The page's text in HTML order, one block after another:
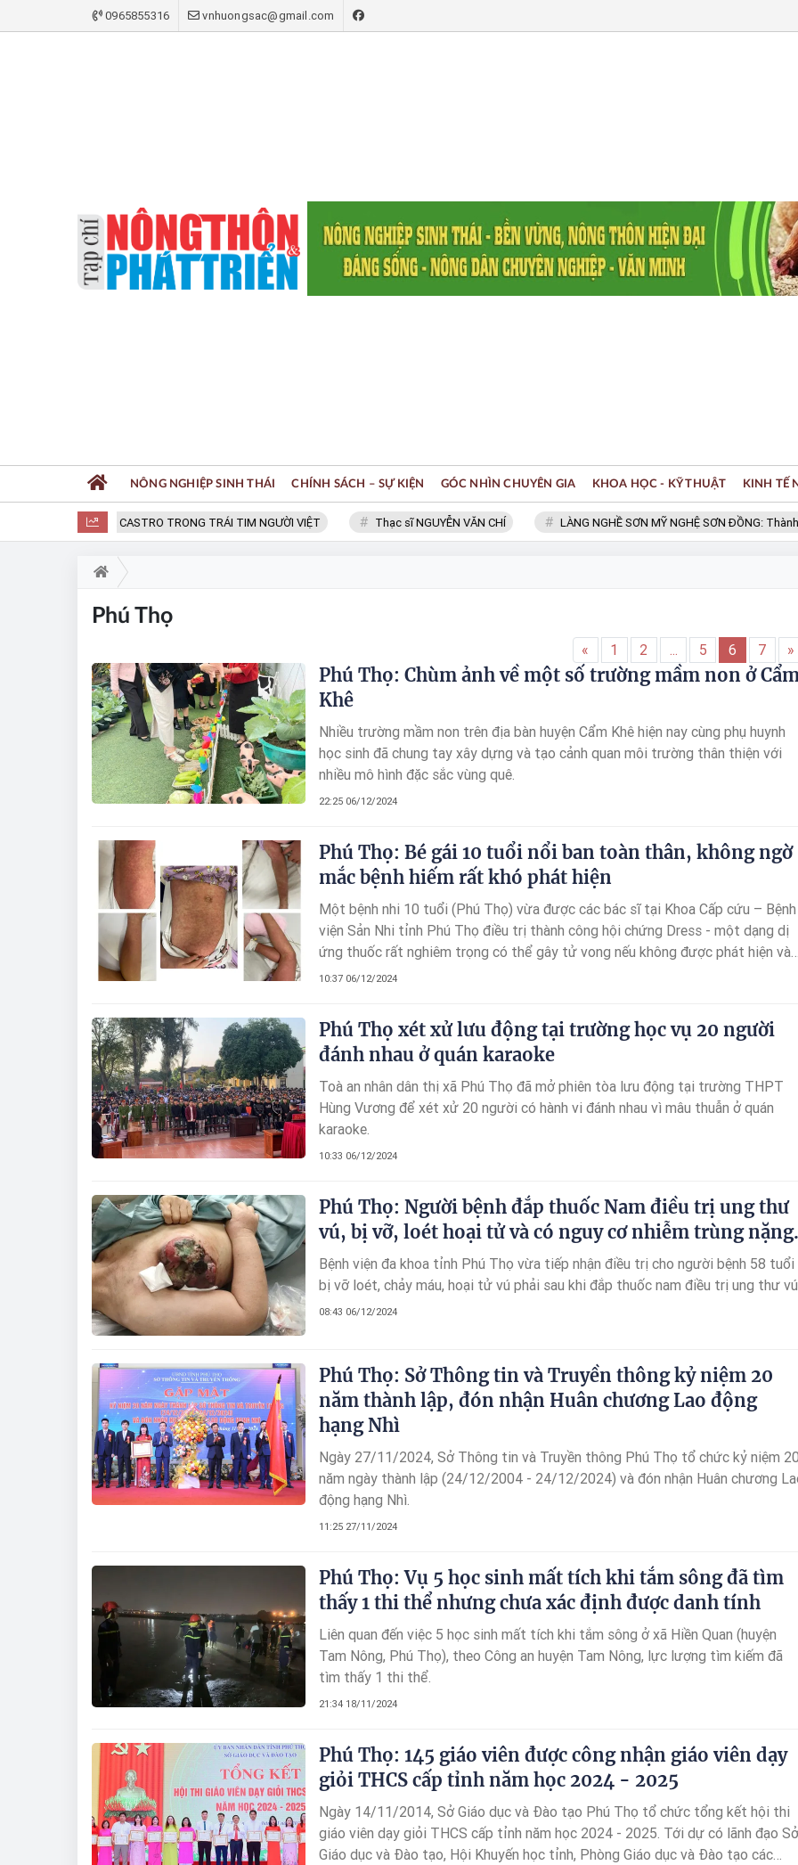
0965855316 vnhuongsac@gmail.com
FIDEL CASTRO TRONG TRÁI TIM NGƯỜI VIỆT Thạc sĩ NGUYỄN VĂN CHÍ LÀNG NGHỀ SƠN MỸ NGHỆ SƠN ĐỒNG: Thành
NÔNG NGHIỆP SINH THÁI CHÍNH SÁCH – SỰ KIỆN GÓC NHÌN CHUYÊN GIA KHOA HỌC - KỸ THUẬT KINH TẾ
Phú Thọ
« 1 2 ... 5 6 7 »
Phú Thọ: Chùm ảnh về một số trường mầm non ở
Khê
Nhiều trường mầm non trên địa bàn huyện Cẩm Khê hiện nay cùng phụ huynh
học sinh đã chung tay xây dựng và tạo cảnh quan môi trường thân thiện với
nhiều mô hình đặc sắc vùng quê.
22:25 06/12/2024
Phú Thọ: Bé gái 10 tuổi nổi ban toàn thân, không ngờ
mắc bệnh hiếm rất khó phát hiện
Một bệnh nhi 10 tuổi (Phú Thọ) vừa được các bác sĩ tại Khoa Cấp cứu – Bệnh
viện Sản Nhi tỉnh Phú Thọ điều trị thành công hội chứng Dress - một dạng dị
ứng thuốc rất nghiêm trọng có thể gây tử vong nếu không được phát hiện và
điều trị kịp thời.
10:37 06/12/2024
Phú Thọ xét xử lưu động tại trường học vụ 20 người
đánh nhau ở quán karaoke
Toà an nhân dân thị xã Phú Thọ đã mở phiên tòa lưu động tại trường THPT
Hùng Vương để xét xử 20 người có hành vi đánh nhau vì mâu thuẫn ở quán
karaoke.
10:33 06/12/2024
Phú Thọ: Người bệnh đắp thuốc Nam điều trị ung thư
vú, bị vỡ, loét hoại tử và có nguy cơ nhiễm trùng nặng.
Bệnh viện đa khoa tỉnh Phú Thọ vừa tiếp nhận điều trị cho người bệnh 58 tuổi
bị vỡ loét, chảy máu, hoại tử vú phải sau khi đắp thuốc nam điều trị ung thư vú
08:43 06/12/2024
Phú Thọ: Sở Thông tin và Truyền thông kỷ niệm 20
năm thành lập, đón nhận Huân chương Lao động
hạng Nhì
Ngày 27/11/2024, Sở Thông tin và Truyền thông Phú Thọ tổ chức kỷ niệm
năm ngày thành lập (24/12/2004 - 24/12/2024) và đón nhận Huân chương
động hạng Nhì.
11:25 27/11/2024
Phú Thọ: Vụ 5 học sinh mất tích khi tắm sông đã tìm
thấy 1 thi thể nhưng chưa xác định được danh tính
Liên quan đến việc 5 học sinh mất tích khi tắm sông ở xã Hiền Quan (huyện
Tam Nông, Phú Thọ), theo Công an huyện Tam Nông, lực lượng tìm kiếm đã
tìm thấy 1 thi thể.
21:34 18/11/2024
Phú Thọ: 145 giáo viên được công nhận giáo viên dạy
giỏi THCS cấp tỉnh năm học 2024 - 2025
Ngày 14/11/2014, Sở Giáo dục và Đào tạo Phú Thọ tổ chức tổng kết hội thi
giáo viên dạy giỏi THCS cấp tỉnh năm học 2024 - 2025. Tới dự có lãnh đạo Sở
Giáo dục và Đào tạo, Hội Khuyến học tỉnh, Phòng Giáo dục và Đào tạo các